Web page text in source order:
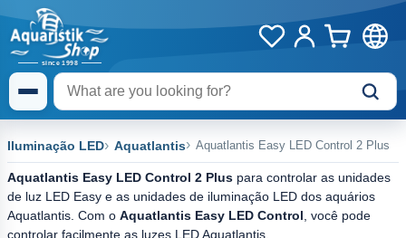
Iluminação LED Aquatlantis Aquatlantis Easy LED Control 2 Plus
Aquatlantis Easy LED Control 2 Plus para controlar as unidades
de luz LED Easy e as unidades de iluminação LED dos aquários
Aquatlantis. Com o Aquatlantis Easy LED Control , você pode
controlar facilmente as luzes LED Aquatlantis.